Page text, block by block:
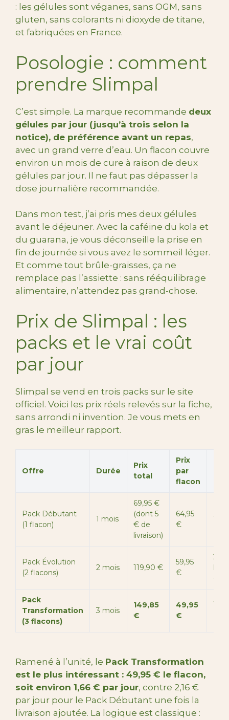
: les gélules sont véganes, sans OGM, sans
gluten, sans colorants ni dioxyde de titane,
et fabriquées en France.
Posologie : comment
prendre Slimpal
C’est simple. La marque recommande deux
gélules par jour (jusqu’à trois selon la
notice), de préférence avant un repas,
avec un grand verre d’eau. Un flacon couvre
environ un mois de cure à raison de deux
gélules par jour. Il ne faut pas dépasser la
dose journalière recommandée.
Dans mon test, j’ai pris mes deux gélules
avant le déjeuner. Avec la caféine du kola et
du guarana, je vous déconseille la prise en
fin de journée si vous avez le sommeil léger.
Et comme tout brûle-graisses, ça ne
remplace pas l’assiette : sans rééquilibrage
alimentaire, n’attendez pas grand-chose.
Prix de Slimpal : les
packs et le vrai coût
par jour
Slimpal se vend en trois packs sur le site
officiel. Voici les prix réels relevés sur la fiche,
sans arrondi ni invention. Je vous mets en
gras le meilleur rapport.
Offre Durée
Prix
total
Prix
par
flacon
Pack Débutant
(1 flacon)
1 mois
69,95 €
(dont 5
€ de
livraison)
64,95
€
18
Pack Évolution
(2 flacons)
2 mois 119,90 €
59,95
€
25
Pack
Transformation
(3 flacons)
3 mois
149,85
€
49,95
€
38
Ramené à l’unité, le Pack Transformation
est le plus intéressant : 49,95 € le flacon,
soit environ 1,66 € par jour, contre 2,16 €
par jour pour le Pack Débutant une fois la
livraison ajoutée. La logique est classique :